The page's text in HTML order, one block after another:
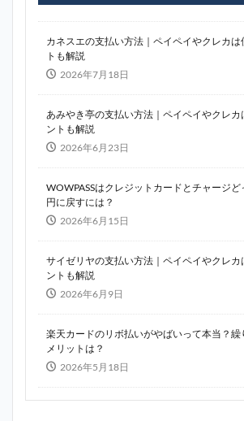
カネスエの支払い方法｜ペイペイやクレカは
トも解説
2026年7月18日
あみやき亭の支払い方法｜ペイペイやクレカ
ントも解説
2026年6月23日
WOWPASSはクレジットカードとチャージ
円に戻すには？
2026年6月15日
サイゼリヤの支払い方法｜ペイペイやクレカ
ントも解説
2026年6月9日
楽天カードのリボ払いがやばいって本当？
メリットは？
2026年5月18日